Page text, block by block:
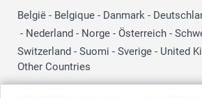
België - Belgique - Danmark -
- Nederland - Norge - Österreich -
Switzerland - Suomi - Sverige - United
Other Countries